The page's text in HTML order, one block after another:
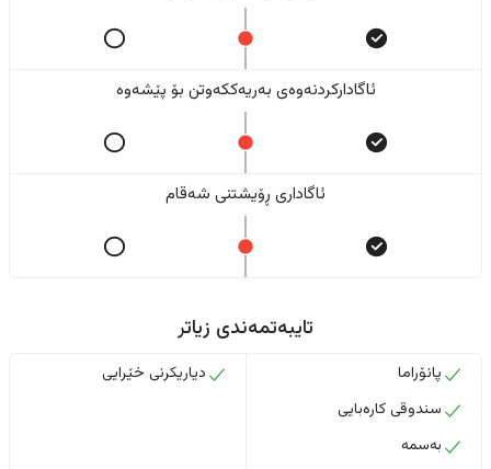
ئاگادارکردنەوەی بەریەککەوتن بۆ پێشەوە
ئاگاداری ڕۆیشتنی شەقام
تایبەتمەندی زیاتر
پانۆراما
سندوقی کارەبایی
بەسمە
دیاریکرنی خێرایی